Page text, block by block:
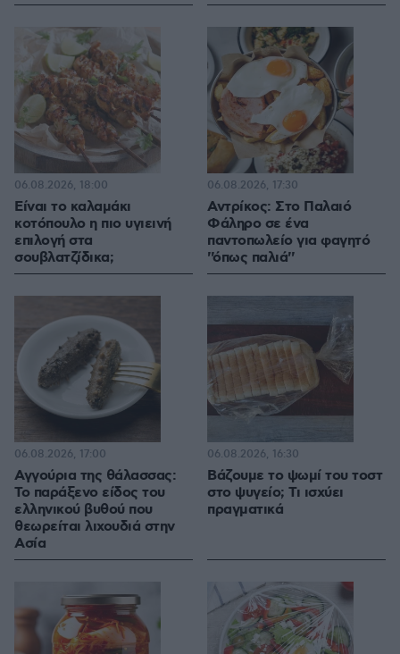
Είναι το καλαμάκι
κοτόπουλο η πιο υγιεινή
επιλογή στα
σουβλατζίδικα;
06.08.2026, 18:00
Αντρίκος: Στο Παλαιό
Φάληρο σε ένα
παντοπωλείο για φαγητό
''όπως παλιά''
06.08.2026, 17:30
Αγγούρια της θάλασσας:
Το παράξενο είδος του
ελληνικού βυθού που
θεωρείται λιχουδιά στην
Ασία
06.08.2026, 17:00
Βάζουμε το ψωμί του τοστ
στο ψυγείο; Τι ισχύει
πραγματικά
06.08.2026, 16:30